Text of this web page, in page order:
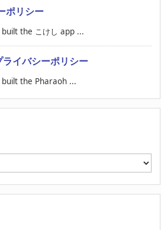
ポリシー
the こけし app ...
イバシーポリシー
built the Pharaoh ...